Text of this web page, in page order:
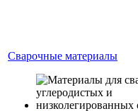
Сварочные материалы